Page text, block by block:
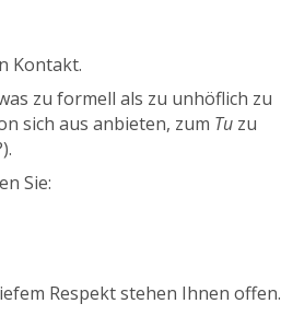
Kontakt.
zu formell als zu unhöflich zu
sich aus anbieten, zum Tu zu
Sie:
Respekt stehen Ihnen offen.